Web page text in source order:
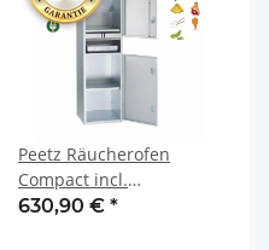
Peetz Räucherofen
Compact incl.
Unterschrank Edelstahl
630,90 € *